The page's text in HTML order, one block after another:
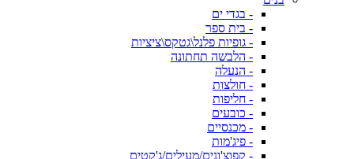
- בגדי ים
- בית ספר
- גופיות פלנל\גטקס\ציציות
- הלבשה תחתונה
- הנעלה
- חולצות
- חליפות
- כובעים
- מכנסיים
- פיג'מות
- קפוצ'ונים/מעילים/ג'קטים